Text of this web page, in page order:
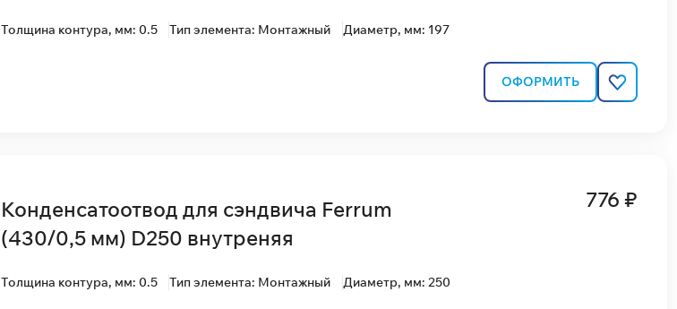
Толщина контура, мм: 0.5 Тип элемента: Монтажный Диаметр, мм: 197
ОФОРМИТЬ
Конденсатоотвод для сэндвича Ferrum
(430/0,5 мм) D250 внутреняя
Толщина контура, мм: 0.5 Тип элемента: Монтажный Диаметр, мм: 250
776 ₽